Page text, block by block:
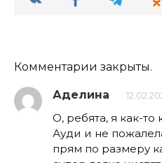
Комментарии закрыты.
Аделина
О, ребята, я как-
Ауди и не
прям по размеру